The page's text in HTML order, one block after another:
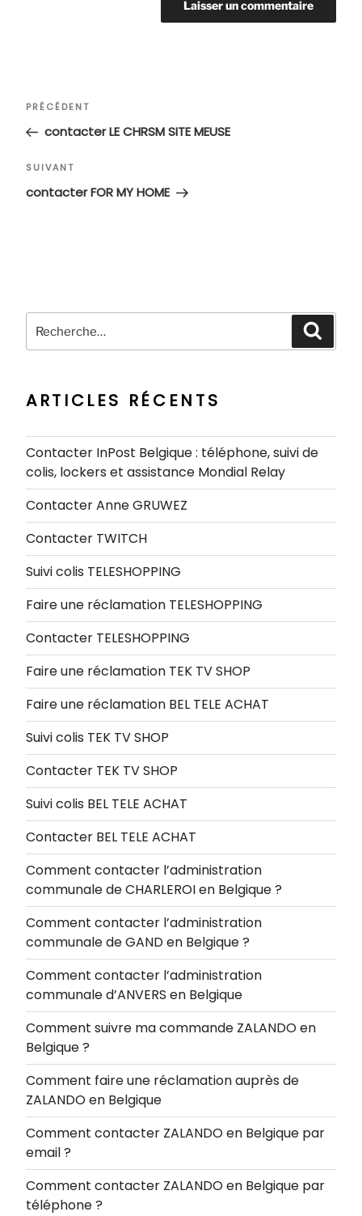
Navigation
l’article
Article
précédent
PRÉCÉDENT
contacter LE CHRSM SITE MEUSE
Article
suivant
SUIVANT
contacter FOR MY HOME
pour
ARTICLES RÉCENTS
Contacter InPost Belgique : téléphone, suivi de
colis, lockers et assistance Mondial Relay
Contacter Anne GRUWEZ
Contacter TWITCH
Suivi colis TELESHOPPING
Faire une réclamation TELESHOPPING
Contacter TELESHOPPING
Faire une réclamation TEK TV SHOP
Faire une réclamation BEL TELE ACHAT
Suivi colis TEK TV SHOP
Contacter TEK TV SHOP
Suivi colis BEL TELE ACHAT
Contacter BEL TELE ACHAT
Comment contacter l’administration
communale de CHARLEROI en Belgique ?
Comment contacter l’administration
communale de GAND en Belgique ?
Comment contacter l’administration
communale d’ANVERS en Belgique
Comment suivre ma commande ZALANDO en
Belgique ?
Comment faire une réclamation auprès de
ZALANDO en Belgique
Comment contacter ZALANDO en Belgique par
email ?
Comment contacter ZALANDO en Belgique par
téléphone ?